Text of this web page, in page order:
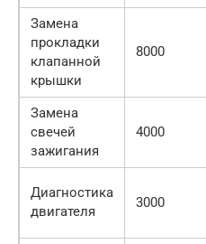
Замена
прокладки
клапанной
крышки
8000
Замена
свечей
зажигания
4000
Диагностика
двигателя
3000